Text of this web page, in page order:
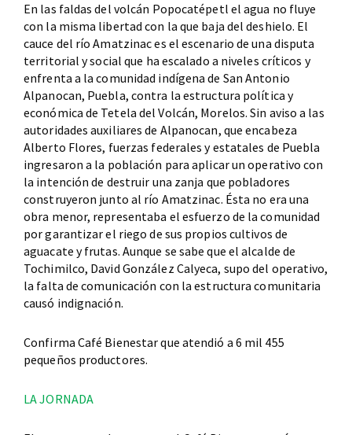
En las faldas del volcán Popocatépetl el agua no fluye
con la misma libertad con la que baja del deshielo. El
cauce del río Amatzinac es el escenario de una disputa
territorial y social que ha escalado a niveles críticos y
enfrenta a la comunidad indígena de San Antonio
Alpanocan, Puebla, contra la estructura política y
económica de Tetela del Volcán, Morelos. Sin aviso a las
autoridades auxiliares de Alpanocan, que encabeza
Alberto Flores, fuerzas federales y estatales de Puebla
ingresaron a la población para aplicar un operativo con
la intención de destruir una zanja que pobladores
construyeron junto al río Amatzinac. Ésta no era una
obra menor, representaba el esfuerzo de la comunidad
por garantizar el riego de sus propios cultivos de
aguacate y frutas. Aunque se sabe que el alcalde de
Tochimilco, David González Calyeca, supo del operativo,
la falta de comunicación con la estructura comunitaria
causó indignación.
Confirma Café Bienestar que atendió a 6 mil 455
pequeños productores.
LA JORNADA